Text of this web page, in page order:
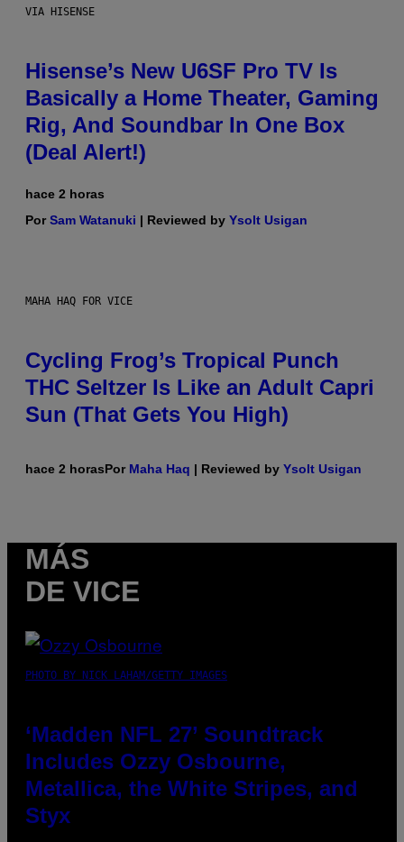
VIA HISENSE
Hisense’s New U6SF Pro TV Is
Basically a Home Theater, Gaming
Rig, And Soundbar In One Box
(Deal Alert!)
hace 2 horas
PorSam Watanuki | Reviewed by Ysolt Usigan
MAHA HAQ FOR VICE
Cycling Frog’s Tropical Punch
THC Seltzer Is Like an Adult Capri
Sun (That Gets You High)
hace 2 horasPor Maha Haq | Reviewed by Ysolt Usigan
MÁS
DE VICE
PHOTO BY NICK LAHAM/GETTY IMAGES
‘Madden NFL 27’ Soundtrack
Includes Ozzy Osbourne,
Metallica, the White Stripes, and
Styx